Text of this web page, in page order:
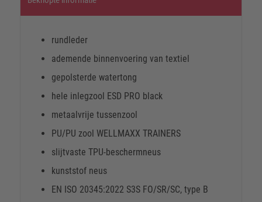
rundleder
ademende binnenvoering van textiel
gepolsterde watertong
hele inlegzool ESD PRO black
metaalvrije tussenzool
PU/PU zool WELLMAXX TRAINERS
slijtvaste TPU-beschermneus
kunststof neus
EN ISO 20345:2022 S3S FO/SR/SC, type B